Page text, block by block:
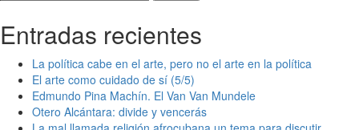
Entradas recientes
La política cabe en el arte, pero no el arte en la política
El arte como cuidado de sí (5/5)
Edmundo Pina Machín. El Van Van Mundele
Otero Alcántara: divide y vencerás